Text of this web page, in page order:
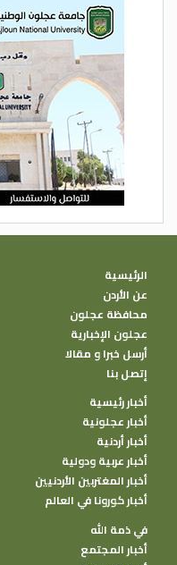
الرئيسية
عن الأردن
محافظة عجلون
عجلون الإخبارية
أرسل خبرا و مقالا
إتصل بنا
أخبار رئيسية
أخبار عجلونية
أخبار أردنية
أخبار عربية ودولية
أخبار المغتربين الأردنيين
أخبار كورونا في العالم
في ذمة الله
أخبار المجتمع